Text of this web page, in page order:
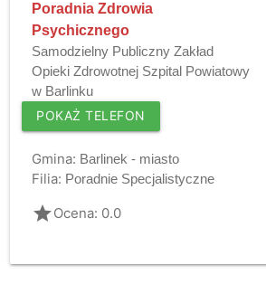
Poradnia Zdrowia
Psychicznego
Samodzielny Publiczny Zakład
Opieki Zdrowotnej Szpital Powiatowy
w Barlinku
POKAŻ TELEFON
Gmina: Barlinek - miasto
Filia: Poradnie Specjalistyczne
gradeOcena: 0.0